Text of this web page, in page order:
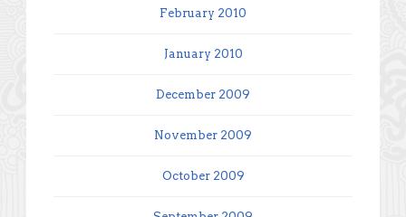
February 2010
January 2010
December 2009
November 2009
October 2009